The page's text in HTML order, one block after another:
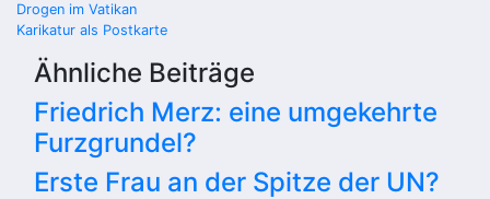
Beitragsnavigation
Drogen im Vatikan
Karikatur als Postkarte
Ähnliche Beiträge
Friedrich Merz: eine umgekehrte
Furzgrundel?
Erste Frau an der Spitze der UN?